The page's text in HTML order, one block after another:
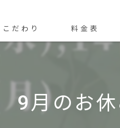
こだわり
付け
料金表
9月のお休